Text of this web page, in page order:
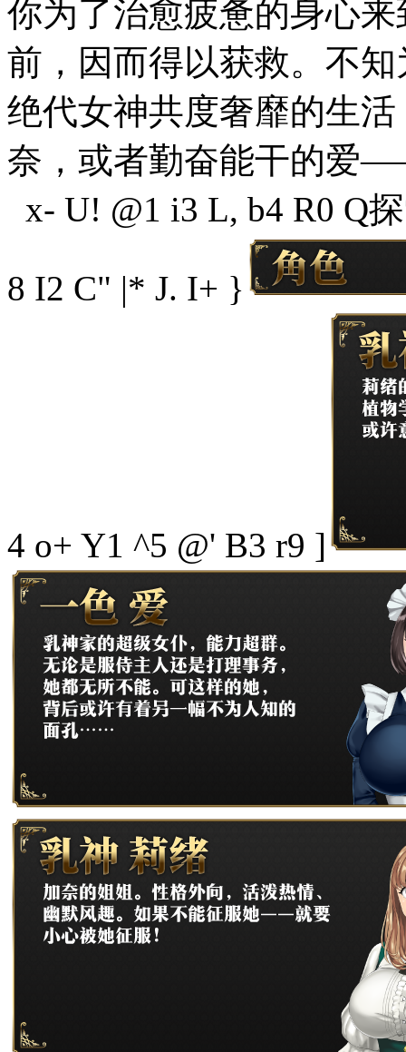
你为了治愈疲惫的身心
前，因而得以获救。不
绝代女神共度奢靡的生
奈，或者勤奋能干的爱
x- U! @1 i3 L, b4 R0 Q
8 I2 C" |* J. I+ }
4 o+ Y1 ^5 @' B3 r9 ]